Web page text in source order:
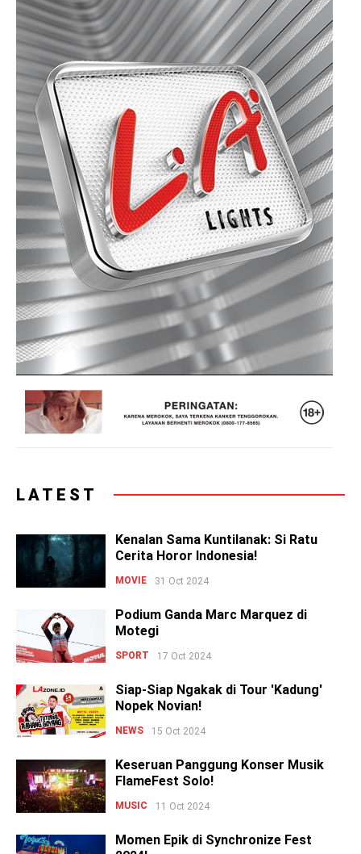
LATEST
Kenalan Sama Kuntilanak: Si Ratu
Cerita Horor Indonesia!
MOVIE 31 Oct 2024
Podium Ganda Marc Marquez di
Motegi
SPORT 17 Oct 2024
Siap-Siap Ngakak di Tour 'Kadung'
Nopek Novian!
NEWS 15 Oct 2024
Keseruan Panggung Konser Musik
FlameFest Solo!
MUSIC 11 Oct 2024
Momen Epik di Synchronize Fest